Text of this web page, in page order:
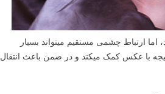
ارتباط چشمی مستقیم می­تواند بسیار
نتیجه با عکس کمک می­کند و در ضمن باعث انتقال